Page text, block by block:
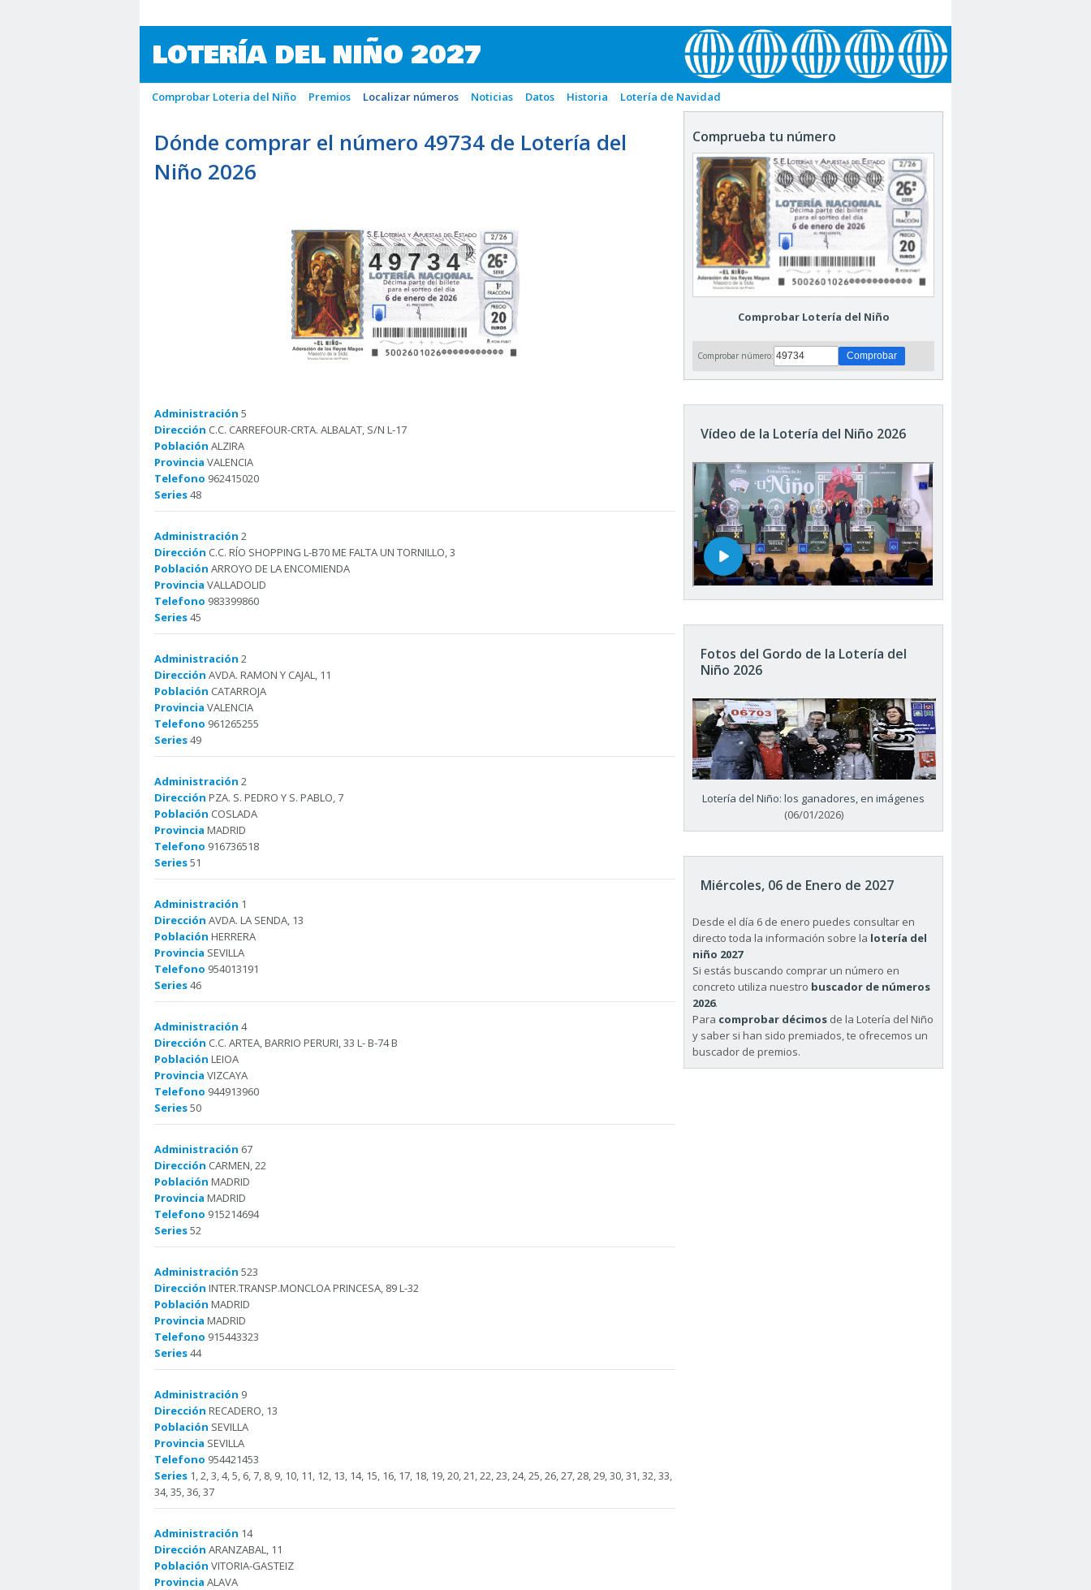
LOTERÍA DEL NIÑO 2027
Comprobar Loteria del Niño Premios Localizar números Noticias Datos Historia Lotería de Navidad
Dónde comprar el número 49734 de Lotería del
Niño 2026
49734
Administración 5
Dirección C.C. CARREFOUR-CRTA. ALBALAT, S/N L-17
Población ALZIRA
Provincia VALENCIA
Telefono 962415020
Series48
Administración 2
Dirección C.C. RÍO SHOPPING L-B70 ME FALTA UN TORNILLO, 3
Población ARROYO DE LA ENCOMIENDA
Provincia VALLADOLID
Telefono 983399860
Series45
Administración 2
Dirección AVDA. RAMON Y CAJAL, 11
Población CATARROJA
Provincia VALENCIA
Telefono 961265255
Series49
Administración 2
Dirección PZA. S. PEDRO Y S. PABLO, 7
Población COSLADA
Provincia MADRID
Telefono 916736518
Series51
Administración 1
Dirección AVDA. LA SENDA, 13
Población HERRERA
Provincia SEVILLA
Telefono 954013191
Series46
Administración 4
Dirección C.C. ARTEA, BARRIO PERURI, 33 L- B-74 B
Población LEIOA
Provincia VIZCAYA
Telefono 944913960
Series50
Administración 67
Dirección CARMEN, 22
Población MADRID
Provincia MADRID
Telefono 915214694
Series52
Administración 523
Dirección INTER.TRANSP.MONCLOA PRINCESA, 89 L-32
Población MADRID
Provincia MADRID
Telefono 915443323
Series44
Administración 9
Dirección RECADERO, 13
Población SEVILLA
Provincia SEVILLA
Telefono 954421453
Series 1, 2, 3, 4, 5, 6, 7, 8, 9, 10, 11, 12, 13, 14, 15, 16, 17, 18, 19, 20, 21, 22, 23, 24, 25, 26, 27, 28, 29, 30, 31, 32, 33,
34, 35, 36, 37
Administración 14
Dirección ARANZABAL, 11
Población VITORIA-GASTEIZ
Provincia ALAVA
Comprueba tu número
Comprobar Lotería del Niño
Comprobar número:
Vídeo de la Lotería del Niño 2026
Fotos del Gordo de la Lotería del
Niño 2026
Lotería del Niño: los ganadores, en imágenes
(06/01/2026)
Miércoles, 06 de Enero de 2027
Desde el día 6 de enero puedes consultar en
directo toda la información sobre la lotería del
niño 2027
Si estás buscando comprar un número en
concreto utiliza nuestro buscador de números
2026.
Para comprobar décimos de la Lotería del Niño
y saber si han sido premiados, te ofrecemos un
buscador de premios.